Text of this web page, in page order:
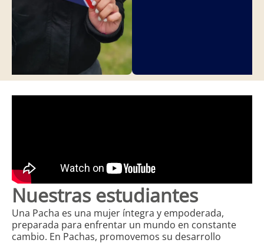
Nuestras estudiantes
Una Pacha es una mujer íntegra y empoderada,
preparada para enfrentar un mundo en constante
cambio. En Pachas, promovemos su desarrollo